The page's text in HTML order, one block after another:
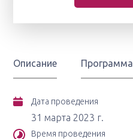
Описание Программа
Дата проведения
31 марта 2023 г.
Время проведения